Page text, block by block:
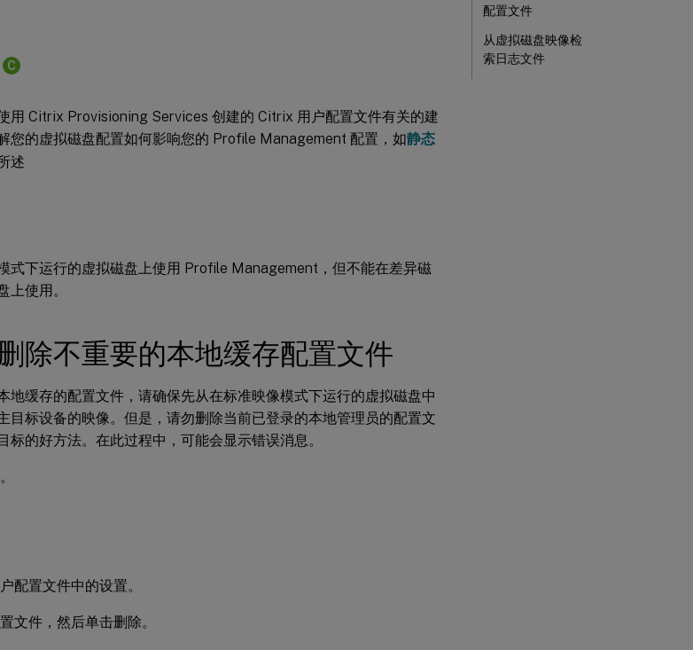
C
用 Citrix Provisioning Services 创建的 Citrix 用户配置文件有关的建
您的虚拟磁盘配置如何影响您的 Profile Management 配置，如静态
述
式下运行的虚拟磁盘上使用 Profile Management，但不能在差异磁
上使用。
除不重要的本地缓存配置文件
地缓存的配置文件，请确保先从在标准映像模式下运行的虚拟磁盘中
目标设备的映像。但是，请勿删除当前已登录的本地管理员的配置文
标的好方法。在此过程中，可能会显示错误消息。
配置文件中的设置。
文件，然后单击删除。
配置文件
从虚拟磁盘映像检
索日志文件